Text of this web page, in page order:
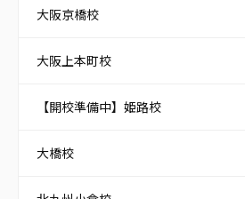
大阪京橋校
大阪上本町校
【開校準備中】姫路校
大橋校